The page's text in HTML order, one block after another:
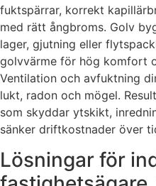
fuktspärrar, korrekt
med rätt ångbroms. Golv
lager, gjutning eller
golvvärme för hög komfort
Ventilation och avfuktning
lukt, radon och mögel.
som skyddar ytskikt,
sänker driftkostnader över
Lösningar för